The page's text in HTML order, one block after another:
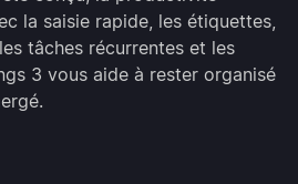
la saisie rapide, les étiquettes,
tâches récurrentes et les
3 vous aide à rester organisé